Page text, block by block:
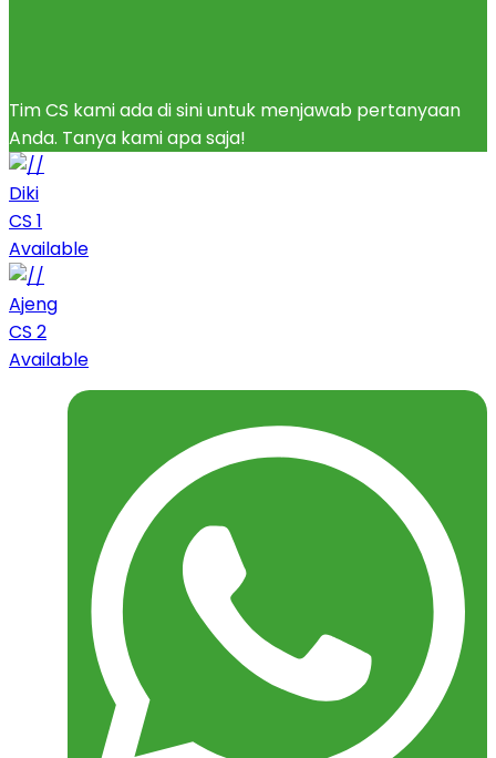
Tim CS kami ada di sini untuk menjawab pertanyaan
Anda. Tanya kami apa saja!
Diki
CS 1
Available
Ajeng
CS 2
Available